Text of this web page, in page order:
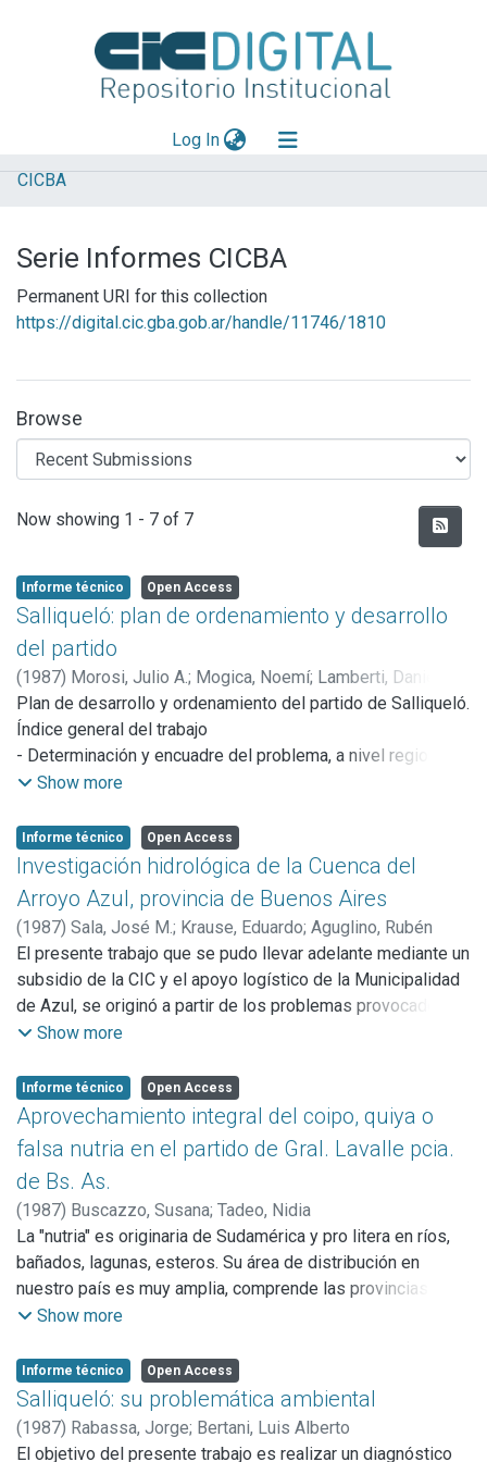
Log In(current)
Explorar
Aportar material
Statistics
CICBA
Serie Informes CICBA
Permanent URI for this collection
https://digital.cic.gba.gob.ar/handle/11746/1810
Browse
Recent Submissions
Now showing 1 - 7 of 7
Informe técnico Open Access
Salliqueló: plan de ordenamiento y desarrollo
del partido
(1987) Morosi, Julio A.; Mogica, Noemí; Lamberti, Daniel
Vitalone, Cristina;Copani, María del Carmen;Ambrosis, Julio
César;Gamallo, Enrique;Rocca, María Julia
Graciela Alicia
Plan de desarrollo y ordenamiento del partido de Salliqueló.
Índice general del trabajo
- Determinación y encuadre del problema, a nivel regional y
urbano.
- Diagnóstico general de la situación
- Formulación de metas, identificación de objetivos y
delimitaciónn de medios.
- Propuesta general de ordenamiento del partido de
Salliqueló, a nivel urbano y extraurbano.
- Normas de planeamiento urbano para el partido de
Salliqueló. Normas, disposiciones administrativas.
Show more
Informe técnico Open Access
Investigación hidrológica de la Cuenca del
Arroyo Azul, provincia de Buenos Aires
(1987) Sala, José M.; Krause, Eduardo; Aguglino, Rubén
El presente trabajo que se pudo llevar adelante mediante un
subsidio de la CIC y el apoyo logístico de la Municipalidad
de Azul, se originó a partir de los problemas provocados
por las inundaciones en la ciudad de Azul en Abril de 1980.
ciclo hidrológico, por la importancia vital del recurso hídrico
y por los efectos secundarios que pueden tener las obras,
se abarca una temática más amplia que la sintética, que
errónea y desprevenidamente puede suponerse como
suficiente.
El primer capítulo es introductorio e incluye la metodología
desarrollada y las técnicas empleadas, adaptadas a las
condiciones naturales y antrópicas de la región así como a
la realidad de los datos antecedentes y a los logrados en
las observaciones de campo en el corto tiempo disponible.
valoración, análisis e interpretación de la información, se
efectúa una amplia caracterización hidrológica en la Cuenca
del Arroyo Azul y sus aledaños, pero con las limitaciones
lógicas a estos estudios, que deben ser permanentes y
Show more
Informe técnico Open Access
Aprovechamiento integral del coipo, quiya o
falsa nutria en el partido de Gral. Lavalle pcia.
de Bs. As.
(1987) Buscazzo, Susana; Tadeo, Nidia
La "nutria" es originaria de Sudamérica y pro litera en ríos,
bañados, lagunas, esteros. Su área de distribución en
nuestro país es muy amplia, comprende las provincias de
Formosa, Corrientes, Entre Ríos, Chaco, Buenos Aires, Santa
Coipus bonariensis, Comerson) así como Chubut y
probablemente Santa Cruz (subespecie Myocastor coipus
melanops. Osgood).
El objetivo del presente trabajo consiste en estudiar el
Show more
Informe técnico Open Access
Salliqueló: su problemática ambiental
(1987) Rabassa, Jorge; Bertani, Luis Alberto
El objetivo del presente trabajo es realizar un diagnóstico